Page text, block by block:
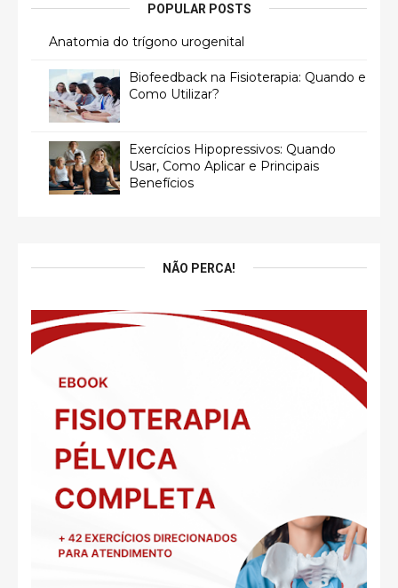
POPULAR POSTS
Anatomia do trígono urogenital
Biofeedback na Fisioterapia: Quando e
Como Utilizar?
Exercícios Hipopressivos: Quando
Usar, Como Aplicar e Principais
Benefícios
NÃO PERCA!